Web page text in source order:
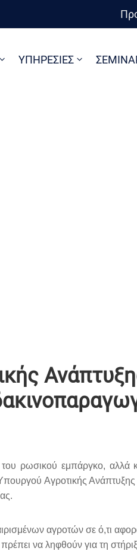
ΥΠΗΡΕΣΙΕΣ
ρωσικού εμπάργκο, αλλά
Αγροτικής
αγροτών σε ό,τι
να ληφθούν για τη